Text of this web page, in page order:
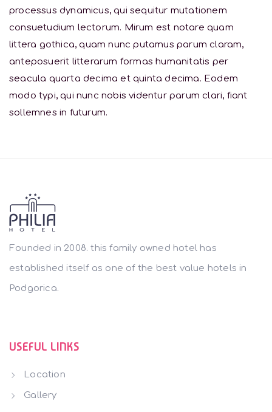
processus dynamicus, qui sequitur mutationem
consuetudium lectorum. Mirum est notare quam
littera gothica, quam nunc putamus parum claram,
anteposuerit litterarum formas humanitatis per
seacula quarta decima et quinta decima. Eodem
modo typi, qui nunc nobis videntur parum clari, fiant
sollemnes in futurum.
Founded in 2008. this family owned hotel has
established itself as one of the best value hotels in
Podgorica.
USEFUL LINKS
Location
Gallery